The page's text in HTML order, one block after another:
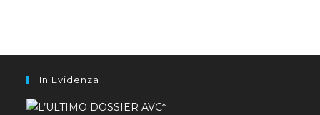
In Evidenza